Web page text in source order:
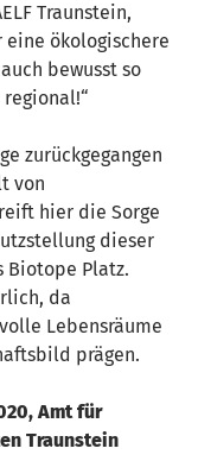
Traunstein,
eine ökologischere
bewusst so
zurückgegangen
von
hier die Sorge
dieser
Platz.
da
Lebensräume
prägen.
Amt für
Traunstein